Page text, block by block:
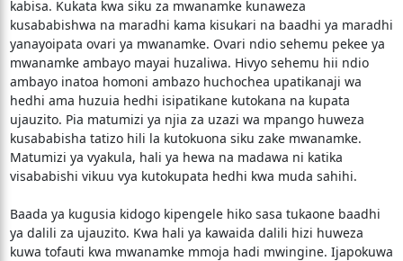
kabisa. Kukata kwa siku za mwanamke kunaweza
kusababishwa na maradhi kama kisukari na baadhi ya maradhi
yanayoipata ovari ya mwanamke. Ovari ndio sehemu pekee ya
mwanamke ambayo mayai huzaliwa. Hivyo sehemu hii ndio
ambayo inatoa homoni ambazo huchochea upatikanaji wa
hedhi ama huzuia hedhi isipatikane kutokana na kupata
ujauzito. Pia matumizi ya njia za uzazi wa mpango huweza
kusababisha tatizo hili la kutokuona siku zake mwanamke.
Matumizi ya vyakula, hali ya hewa na madawa ni katika
visababishi vikuu vya kutokupata hedhi kwa muda sahihi.
Baada ya kugusia kidogo kipengele hiko sasa tukaone baadhi
ya dalili za ujauzito. Kwa hali ya kawaida dalili hizi huweza
kuwa tofauti kwa mwanamke mmoja hadi mwingine. Ijapokuwa